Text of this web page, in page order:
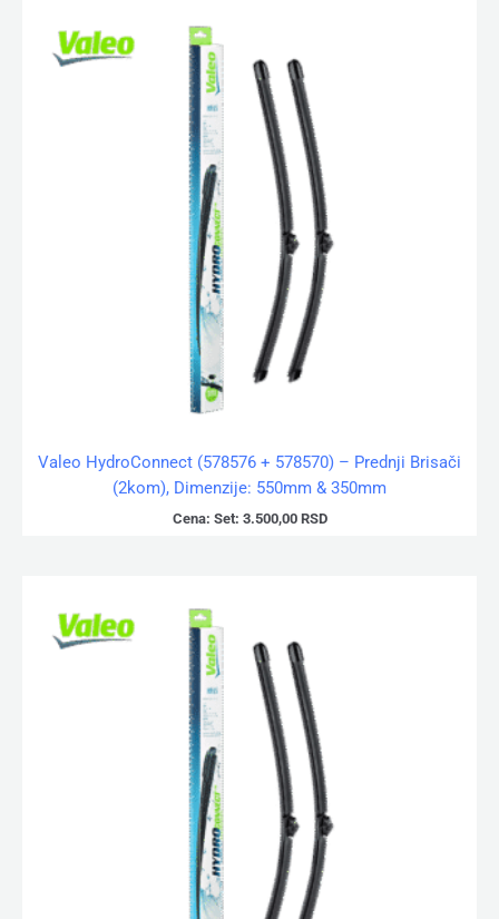
Valeo HydroConnect (578576 + 578570) – Prednji Brisači
(2kom), Dimenzije: 550mm & 350mm
Cena: Set: 3.500,00 RSD